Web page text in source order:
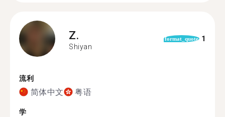
Z.
Shiyan
format_quote 1
流利
简体中文 粤语
学